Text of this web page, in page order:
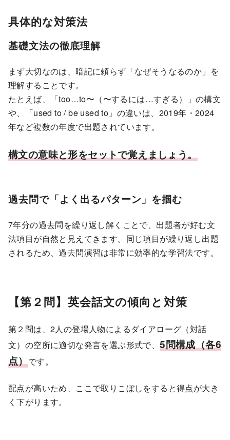
具体的な対策法
基礎文法の徹底理解
まず大切なのは、暗記に頼らず「なぜそうなるのか」を
理解することです。
たとえば、「too…to〜（〜するには…すぎる）」の構文
や、「used to / be used to」の違いは、2019年・2024
年など複数の年度で出題されています。
構文の意味と形をセットで覚えましょう。
過去問で「よく出るパターン」を掴む
7年分の過去問を繰り返し解くことで、出題者が好む文
法項目が自然と見えてきます。同じ項目が繰り返し出題
されるため、過去問演習は非常に効率的な学習法です。
【第２問】英会話文の傾向と対策
第２問は、2人の登場人物によるダイアローグ（対話
文）の空所に適切な発言を選ぶ形式で、5問構成（各6
点）です。
配点が高いため、ここで取りこぼしをすると得点が大き
く下がります。